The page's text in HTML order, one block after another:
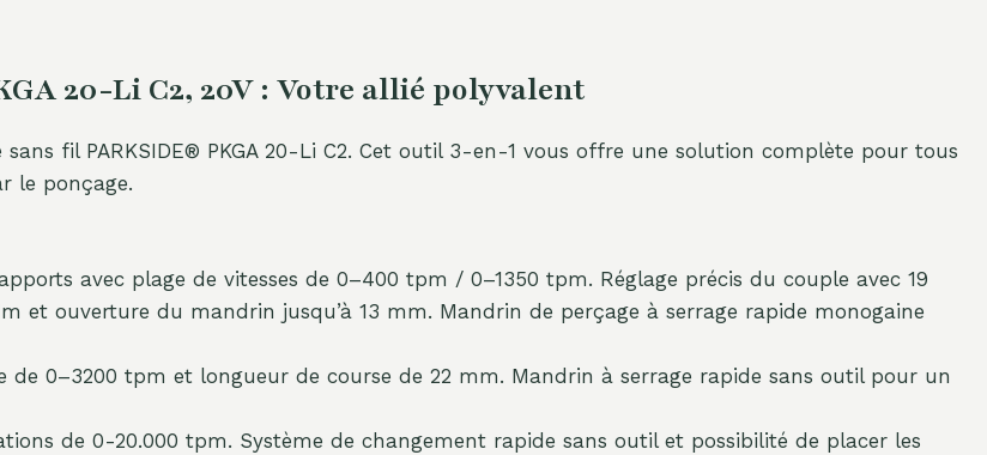
20-Li C2, 20V : Votre allié polyvalent
fil PARKSIDE® PKGA 20-Li C2. Cet outil 3-en-1 vous offre une solution complète pour tous
le ponçage.
avec plage de vitesses de 0–400 tpm / 0–1350 tpm. Réglage précis du couple avec 19
et ouverture du mandrin jusqu’à 13 mm. Mandrin de perçage à serrage rapide monogaine
de 0–3200 tpm et longueur de course de 22 mm. Mandrin à serrage rapide sans outil pour un
de 0-20.000 tpm. Système de changement rapide sans outil et possibilité de placer les